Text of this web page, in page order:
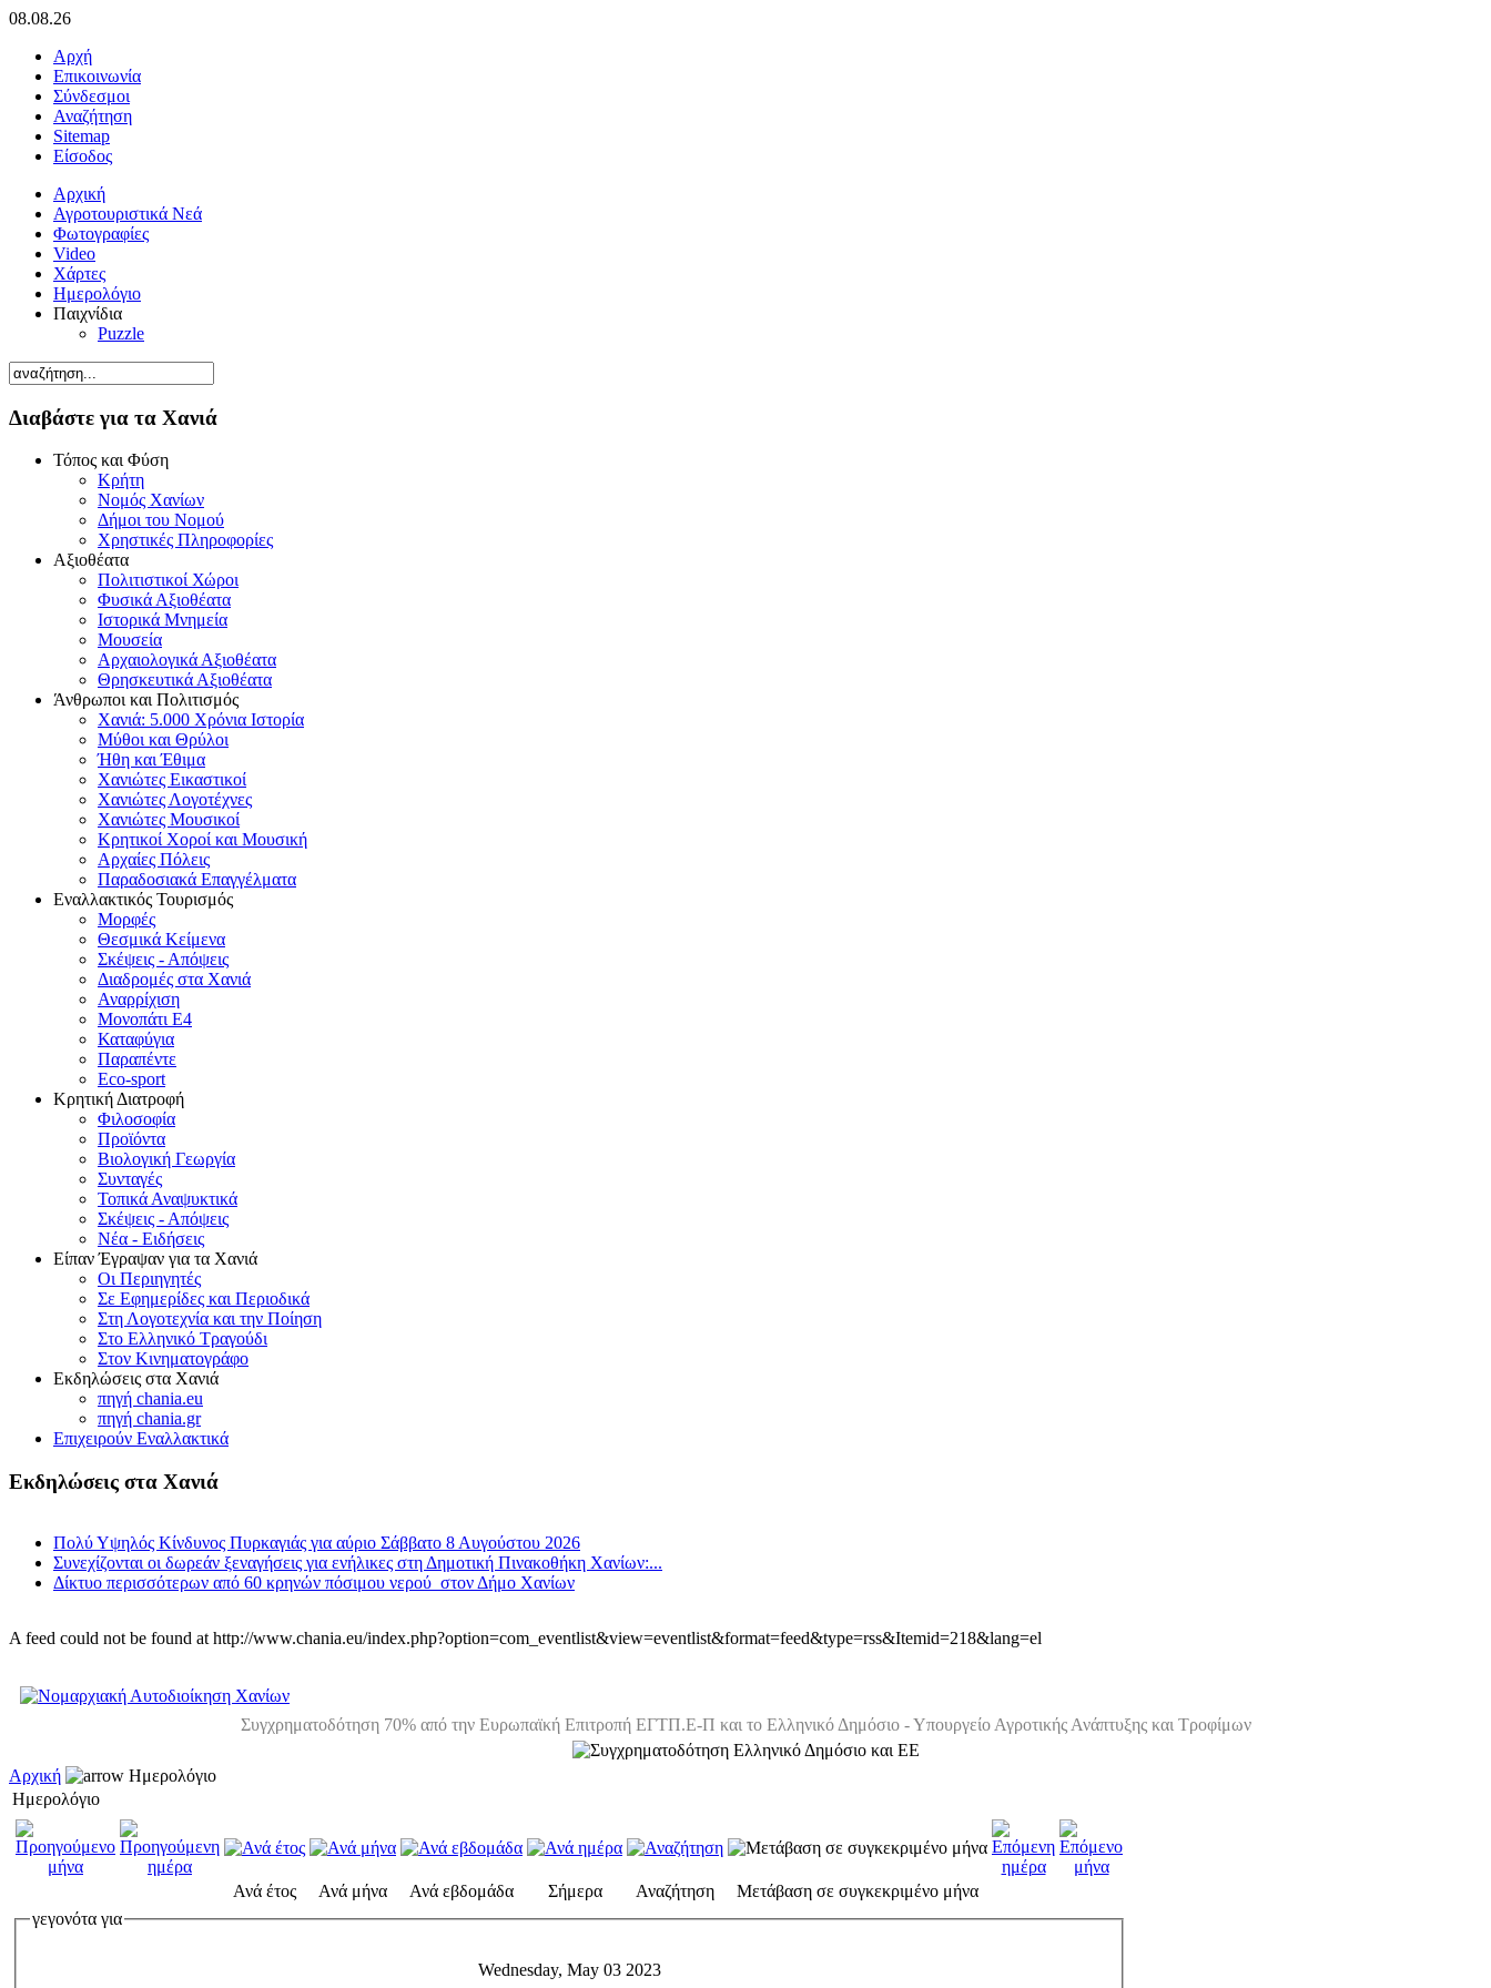
08.08.26
Αρχή
Επικοινωνία
Σύνδεσμοι
Αναζήτηση
Sitemap
Είσοδος
Αρχική
Αγροτουριστικά Νεά
Φωτογραφίες
Video
Χάρτες
Ημερολόγιο
Παιχνίδια
Puzzle
Διαβάστε για τα Χανιά
Τόπος και Φύση
Κρήτη
Νομός Χανίων
Δήμοι του Νομού
Χρηστικές Πληροφορίες
Αξιοθέατα
Πολιτιστικοί Χώροι
Φυσικά Αξιοθέατα
Ιστορικά Μνημεία
Μουσεία
Αρχαιολογικά Αξιοθέατα
Θρησκευτικά Αξιοθέατα
Άνθρωποι και Πολιτισμός
Χανιά: 5.000 Χρόνια Ιστορία
Μύθοι και Θρύλοι
Ήθη και Έθιμα
Χανιώτες Εικαστικοί
Χανιώτες Λογοτέχνες
Χανιώτες Μουσικοί
Κρητικοί Χοροί και Μουσική
Αρχαίες Πόλεις
Παραδοσιακά Επαγγέλματα
Εναλλακτικός Τουρισμός
Μορφές
Θεσμικά Κείμενα
Σκέψεις - Απόψεις
Διαδρομές στα Χανιά
Αναρρίχιση
Μονοπάτι Ε4
Καταφύγια
Παραπέντε
Eco-sport
Κρητική Διατροφή
Φιλοσοφία
Προϊόντα
Βιολογική Γεωργία
Συνταγές
Τοπικά Αναψυκτικά
Σκέψεις - Απόψεις
Νέα - Ειδήσεις
Είπαν Έγραψαν για τα Χανιά
Οι Περιηγητές
Σε Εφημερίδες και Περιοδικά
Στη Λογοτεχνία και την Ποίηση
Στο Ελληνικό Τραγούδι
Στον Κινηματογράφο
Εκδηλώσεις στα Χανιά
πηγή chania.eu
πηγή chania.gr
Επιχειρούν Εναλλακτικά
Εκδηλώσεις στα Χανιά
Πολύ Υψηλός Κίνδυνος Πυρκαγιάς για αύριο Σάββατο 8 Αυγούστου 2026
Συνεχίζονται οι δωρεάν ξεναγήσεις για ενήλικες στη Δημοτική Πινακοθήκη Χανίων:...
Δίκτυο περισσότερων από 60 κρηνών πόσιμου νερού στον Δήμο Χανίων
A feed could not be found at http://www.chania.eu/index.php?option=com_eventlist&view=eventlist&format=feed&type=rss&Itemid=218&lang=el
Συγχρηματοδότηση 70% από την Ευρωπαϊκή Επιτροπή ΕΓΤΠ.Ε-Π και το Ελληνικό Δημόσιο - Υπουργείο Αγροτικής Ανάπτυξης και Τροφίμων
Αρχική
Ημερολόγιο
Ημερολόγιο
Ανά έτος Ανά μήνα Ανά εβδομάδα Σήμερα Αναζήτηση
Μετάβαση σε συγκεκριμένο μήνα
γεγονότα για
Wednesday, May 03 2023